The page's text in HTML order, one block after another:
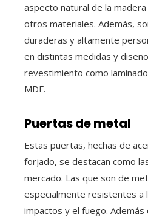
aspecto natural de la
otros materiales. Además,
duraderas y altamente
en distintas medidas y
revestimiento como
MDF.
Puertas de metal
Estas puertas, hechas de
forjado, se destacan como
mercado. Las que son de
especialmente resistentes a
impactos y el fuego. Además